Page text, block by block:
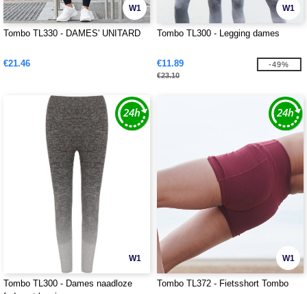
W1
Tombo TL330 - DAMES' UNITARD
€21.46
W1
Tombo TL300 - Legging dames
€11.89
€23.10
-49%
W1
Tombo TL300 - Dames naadloze
W1
Tombo TL372 - Fietsshort Tombo